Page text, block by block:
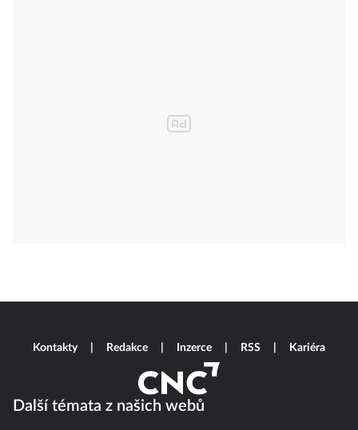
Další témata z našich webů
Kontakty Redakce Inzerce RSS Kariéra